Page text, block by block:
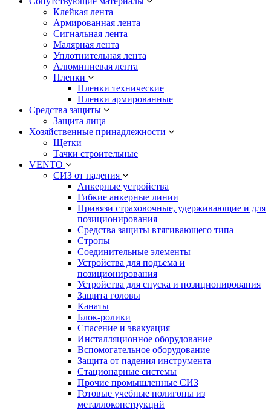
Клейкая лента
Армированная лента
Сигнальная лента
Малярная лента
Уплотнительная лента
Алюминиевая лента
Пленки
Пленки технические
Пленки армированные
Средства защиты
Защита лица
Хозяйственные принадлежности
Щетки
Тачки строительные
VENTO
СИЗ от падения
Анкерные устройства
Гибкие анкерные линии
Привязи страховочные, удерживающие и для
позиционирования
Средства защиты втягивающего типа
Стропы
Соединительные элементы
Устройства для подъема и
позиционирования
Устройства для спуска и позиционирования
Защита головы
Канаты
Блок-ролики
Спасение и эвакуация
Инсталляционное оборудование
Вспомогательное оборудование
Защита от падения инструмента
Стационарные системы
Прочие промышленные СИЗ
Готовые учебные полигоны из
металлоконструкций